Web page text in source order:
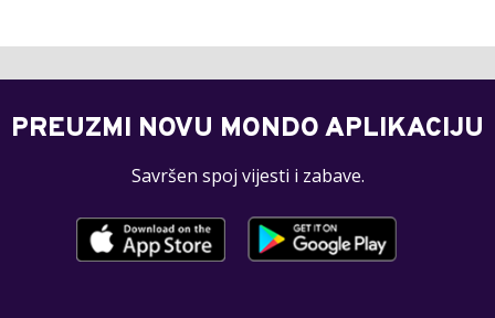
PREUZMI NOVU MONDO APLIKACIJU
Savršen spoj vijesti i zabave.